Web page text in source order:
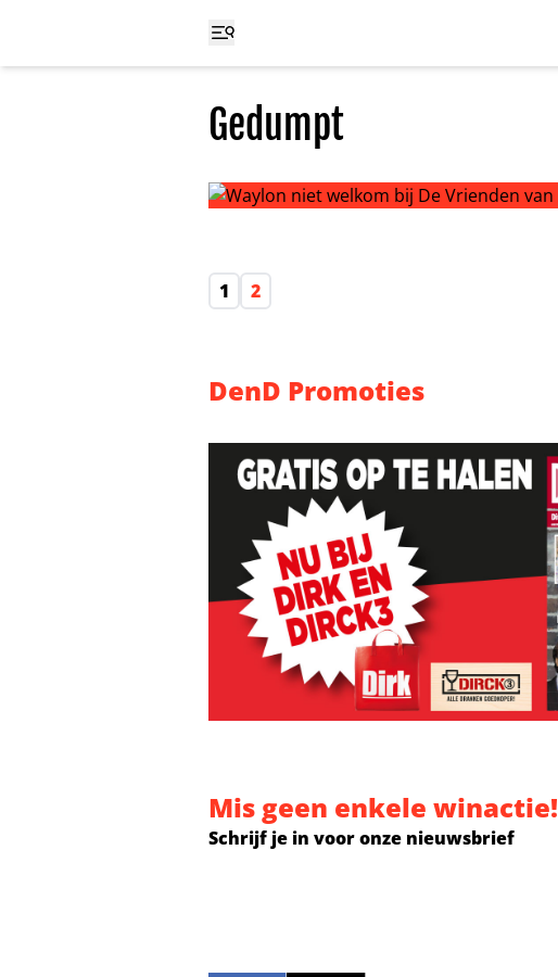
Gedumpt
1 2
DenD Promoties
Mis geen enkele winactie!
Schrijf je in voor onze nieuwsbrief